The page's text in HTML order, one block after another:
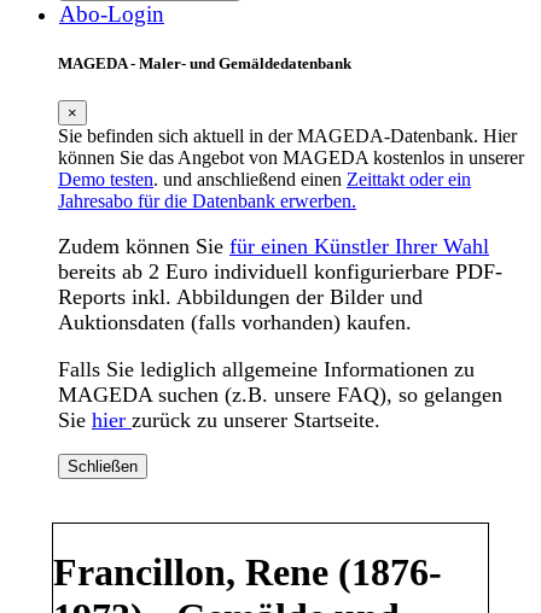
Abo-Login
MAGEDA - Maler- und Gemäldedatenbank
×
Sie befinden sich aktuell in der MAGEDA-Datenbank. Hier
können Sie das Angebot von MAGEDA kostenlos in unserer
Demo testen. und anschließend einen Zeittakt oder ein
Jahresabo für die Datenbank erwerben.
Zudem können Sie für einen Künstler Ihrer Wahl
bereits ab 2 Euro individuell konfigurierbare PDF-
Reports inkl. Abbildungen der Bilder und
Auktionsdaten (falls vorhanden) kaufen.
Falls Sie lediglich allgemeine Informationen zu
MAGEDA suchen (z.B. unsere FAQ), so gelangen
Sie hier zurück zu unserer Startseite.
Schließen
Francillon, Rene (1876-